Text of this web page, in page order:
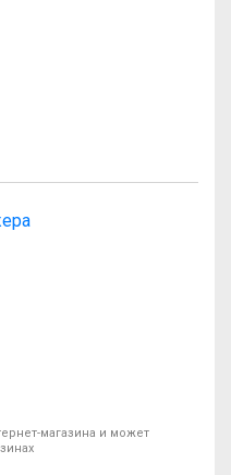
магазина и может